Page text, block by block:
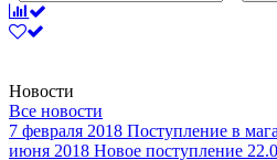
Новости
Все новости
7 февраля 2018 Поступление в
июня 2018 Новое поступление